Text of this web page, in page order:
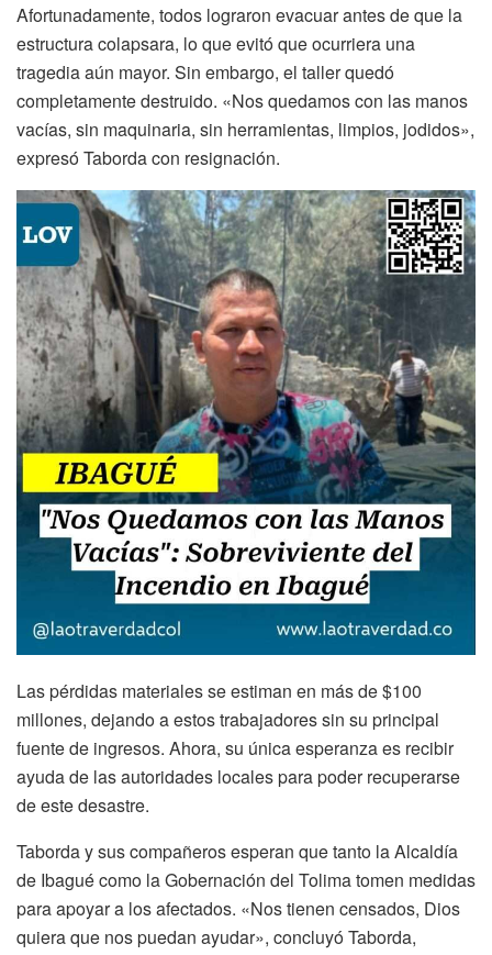
Afortunadamente, todos lograron evacuar antes de que la
estructura colapsara, lo que evitó que ocurriera una
tragedia aún mayor. Sin embargo, el taller quedó
completamente destruido. «Nos quedamos con las manos
vacías, sin maquinaria, sin herramientas, limpios, jodidos»,
expresó Taborda con resignación.
Las pérdidas materiales se estiman en más de $100
millones, dejando a estos trabajadores sin su principal
fuente de ingresos. Ahora, su única esperanza es recibir
ayuda de las autoridades locales para poder recuperarse
de este desastre.
Taborda y sus compañeros esperan que tanto la Alcaldía
de Ibagué como la Gobernación del Tolima tomen medidas
para apoyar a los afectados. «Nos tienen censados, Dios
quiera que nos puedan ayudar», concluyó Taborda,